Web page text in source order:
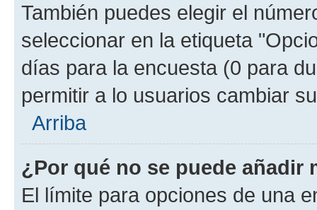
También puedes elegir el
seleccionar en la etiqueta
días para la encuesta (0 para
permitir a lo usuarios cambiar
Arriba
¿Por qué no se puede añadir
El límite para opciones de una